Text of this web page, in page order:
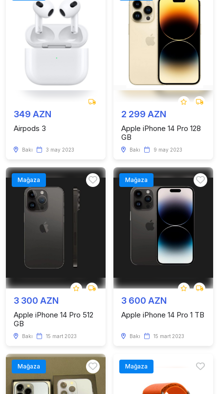
349 AZN
Airpods 3
Bakı 3 may 2023
2 299 AZN
Apple iPhone 14 Pro 128
GB
Bakı 9 may 2023
Mağaza
3 300 AZN
Apple iPhone 14 Pro 512
GB
Bakı 15 mart 2023
Mağaza
3 600 AZN
Apple iPhone 14 Pro 1 TB
Bakı 15 mart 2023
Mağaza Mağaza